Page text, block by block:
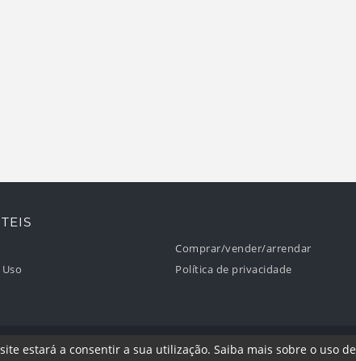
estará a consentir a sua utilização. Saiba mais sobre o uso de
Comprar/vender/arrendar
Política de privacidade
Todos os direitos reservados.